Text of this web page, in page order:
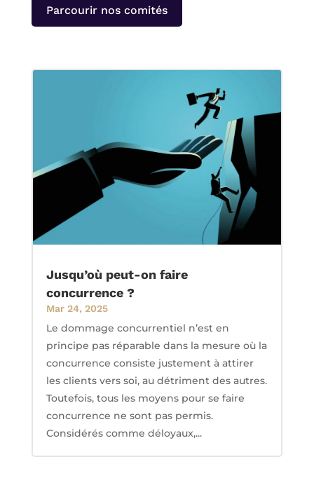
Parcourir nos comités
Jusqu’où peut-on faire
concurrence ?
Mar 24, 2025
Le dommage concurrentiel n’est en
principe pas réparable dans la mesure où la
concurrence consiste justement à attirer
les clients vers soi, au détriment des autres.
Toutefois, tous les moyens pour se faire
concurrence ne sont pas permis.
Considérés comme déloyaux,...